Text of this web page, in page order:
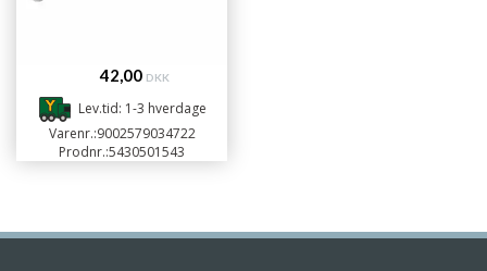
42,00 DKK
Lev.tid: 1-3 hverdage
Varenr.:9002579034722
Prodnr.:5430501543